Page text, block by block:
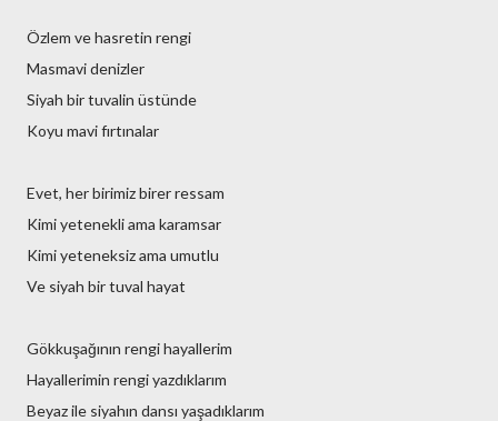
Özlem ve hasretin rengi
Masmavi denizler
Siyah bir tuvalin üstünde
Koyu mavi fırtınalar
Evet, her birimiz birer ressam
Kimi yetenekli ama karamsar
Kimi yeteneksiz ama umutlu
Ve siyah bir tuval hayat
Gökkuşağının rengi hayallerim
Hayallerimin rengi yazdıklarım
Beyaz ile siyahın dansı yaşadıklarım